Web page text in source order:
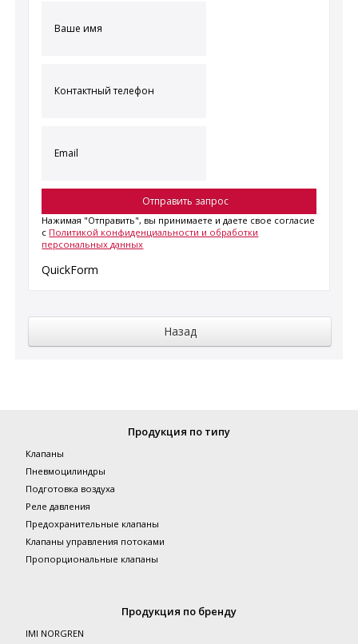
Нажимая "Отправить", вы принимаете и даете свое согласие
с Политикой конфиденциальности и обработки
персональных данных
QuickForm
Продукция по типу
Клапаны
Пневмоцилиндры
Подготовка воздуха
Реле давления
Предохранительные клапаны
Клапаны управления потоками
Пропорциональные клапаны
Продукция по бренду
IMI NORGREN